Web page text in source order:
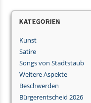
Kategorien
Kunst
Satire
Songs von Stadtstaub
Weitere Aspekte
Beschwerden
Bürgerentscheid 2026